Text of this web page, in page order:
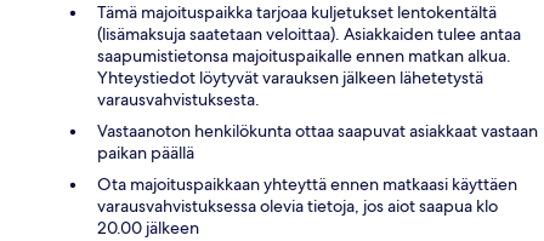
Tämä majoituspaikka tarjoaa kuljetukset lentokentältä
(lisämaksuja saatetaan veloittaa). Asiakkaiden tulee antaa
saapumistietonsa majoituspaikalle ennen matkan alkua.
Yhteystiedot löytyvät varauksen jälkeen lähetetystä
varausvahvistuksesta.
Vastaanoton henkilökunta ottaa saapuvat asiakkaat vastaan
paikan päällä
Ota majoituspaikkaan yhteyttä ennen matkaasi käyttäen
varausvahvistuksessa olevia tietoja, jos aiot saapua klo
20.00 jälkeen